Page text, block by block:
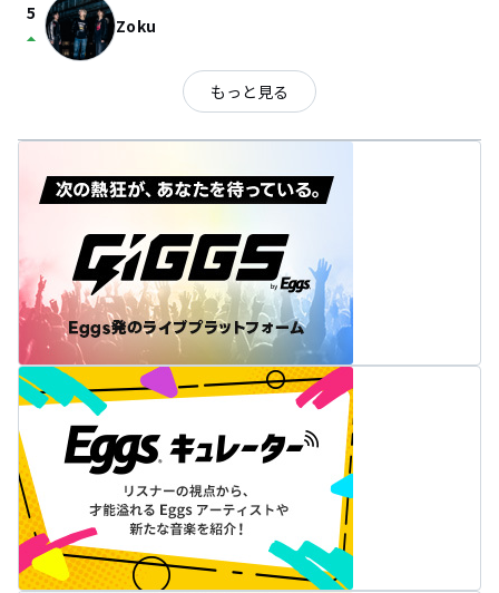
5
arrow_drop_up Zoku
もっと見る